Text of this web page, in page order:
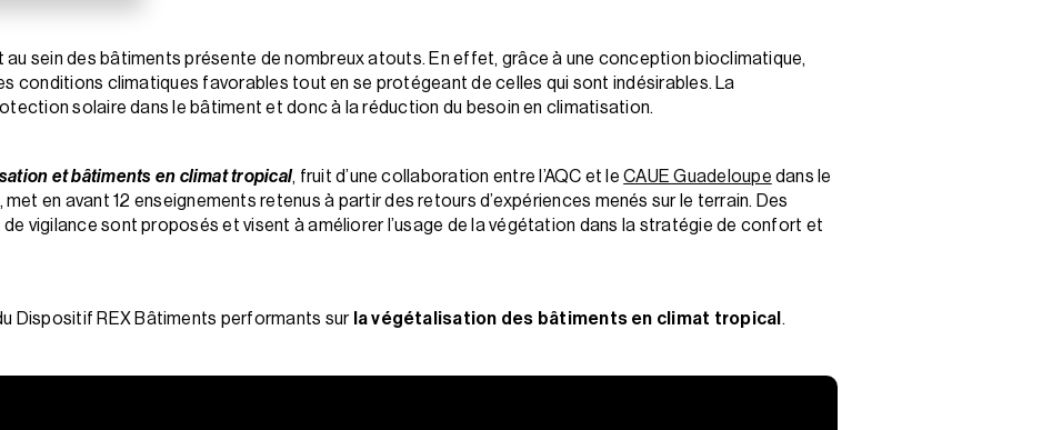
au sein des bâtiments présente de nombreux atouts. En effet, grâce à une conception bioclimatique,
conditions climatiques favorables tout en se protégeant de celles qui sont indésirables. La
solaire dans le bâtiment et donc à la réduction du besoin en climatisation.
et bâtiments en climat tropical, fruit d’une collaboration entre l’AQC et leCAUE Guadeloupe dans le
, met en avant 12 enseignements retenus à partir des retours d’expériences menés sur le terrain. Des
vigilance sont proposés et visent à améliorer l’usage de la végétation dans la stratégie de confort et
Dispositif REX Bâtiments performants sur la végétalisation des bâtiments en climat tropical .